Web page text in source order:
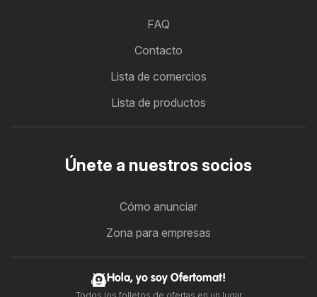
FAQ
Contacto
Lista de comercios
Lista de productos
Únete a nuestros socios
Cómo anunciar
Zona para empresas
Hola, yo soy Ofertomat!